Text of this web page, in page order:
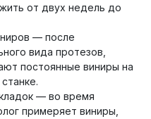
от двух недель до
— после
вида протезов,
постоянные виниры на
— во время
примеряет виниры,